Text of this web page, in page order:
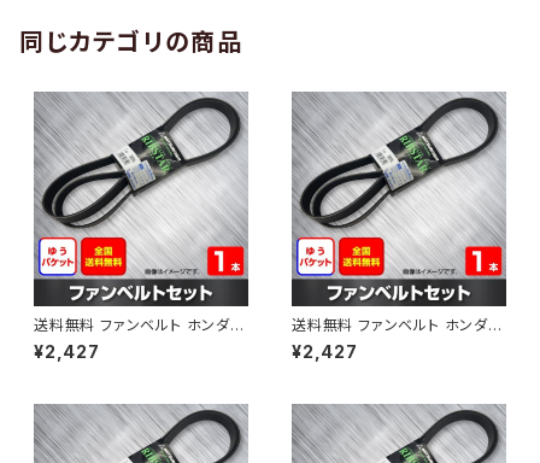
同じカテゴリの商品
送料無料 ファンベルト ホンダ
ゼスト 型式JE1 H18.03～H24.
11 （国内トップメーカー） 1本 H
¥2,427
送料無料 ファンベルト ホンダ ラ
イフ 型式JB6 H15.09～H20.1
1 （国内トップメーカー） 1本 HA
¥2,427